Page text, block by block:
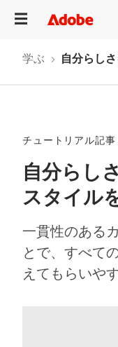
学ぶ
チュートリアル記事
自分らし
スタイル
一貫性のある
とで、すべて
えてもらいや